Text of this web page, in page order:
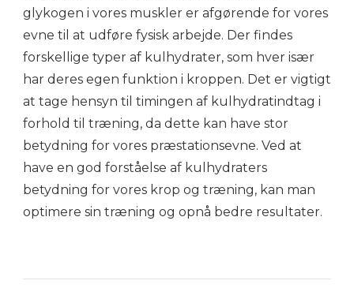
glykogen i vores muskler er afgørende for vores
evne til at udføre fysisk arbejde. Der findes
forskellige typer af kulhydrater, som hver især
har deres egen funktion i kroppen. Det er vigtigt
at tage hensyn til timingen af kulhydratindtag i
forhold til træning, da dette kan have stor
betydning for vores præstationsevne. Ved at
have en god forståelse af kulhydraters
betydning for vores krop og træning, kan man
optimere sin træning og opnå bedre resultater.